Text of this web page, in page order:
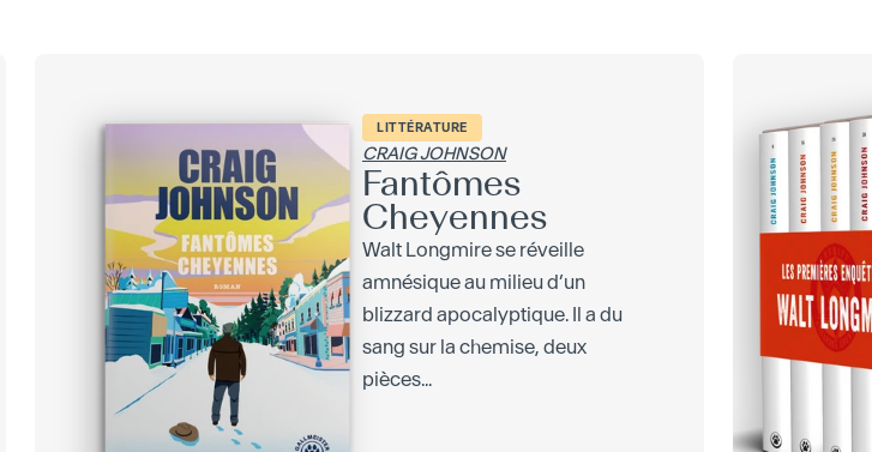
LITTÉRATURE
CRAIG JOHNSON
Fantômes
Cheyennes
Walt Longmire se réveille
amnésique au milieu d’un
blizzard apocalyptique. Il a du
sang sur la chemise, deux
pièces...